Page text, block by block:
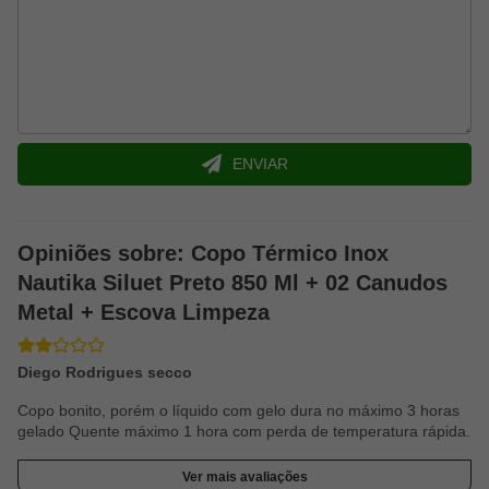
- Diâmetro da Base: 7,5cm
- Circunferência Meio do Copo: 31cm
- Altura da Tampa: 2cm
- Material: Aço inox 304
- Altura: 19,4cm
- Tampa em Polipropileno Livre de BPA
- Capacidade: 850ml
- À Prova de Ferrugens
ENVIAR
Opiniões sobre: Copo Térmico Inox
Nautika Siluet Preto 850 Ml + 02 Canudos
Metal + Escova Limpeza
Diego Rodrigues secco
Copo bonito, porém o líquido com gelo dura no máximo 3 horas
gelado Quente máximo 1 hora com perda de temperatura rápida.
Ver mais avaliações